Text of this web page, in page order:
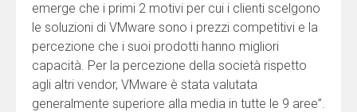
emerge che i primi 2 motivi per cui i clienti scelgono
le soluzioni di VMware sono i prezzi competitivi e la
percezione che i suoi prodotti hanno migliori
capacità. Per la percezione della società rispetto
agli altri vendor, VMware è stata valutata
generalmente superiore alla media in tutte le 9 aree”.